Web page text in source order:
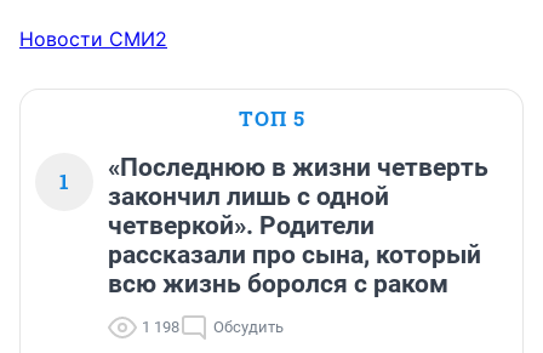
Новости СМИ2
ТОП 5
1
«Последнюю в жизни четверть
закончил лишь с одной
четверкой». Родители
рассказали про сына, который
всю жизнь боролся с раком
1 198 Обсудить